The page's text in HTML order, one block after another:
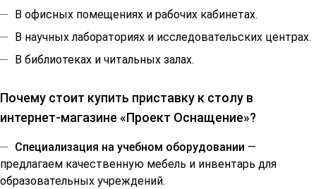
В офисных помещениях и рабочих кабинетах.
В научных лабораториях и исследовательских центрах.
В библиотеках и читальных залах.
Почему стоит купить приставку к столу в
интернет-магазине «Проект Оснащение»?
Специализация на учебном оборудовании —
предлагаем качественную мебель и инвентарь для
образовательных учреждений.